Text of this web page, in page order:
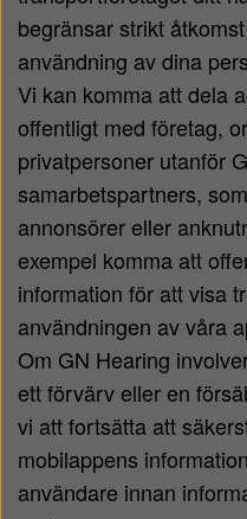
begränsar strikt
användning av dina
Vi kan komma att dela
offentligt med företag,
privatpersoner utanför
samarbetspartners,
annonsörer eller
exempel komma att
information för att visa
användningen av våra
Om GN Hearing
ett förvärv eller en
vi att fortsätta att
mobilappens
användare innan